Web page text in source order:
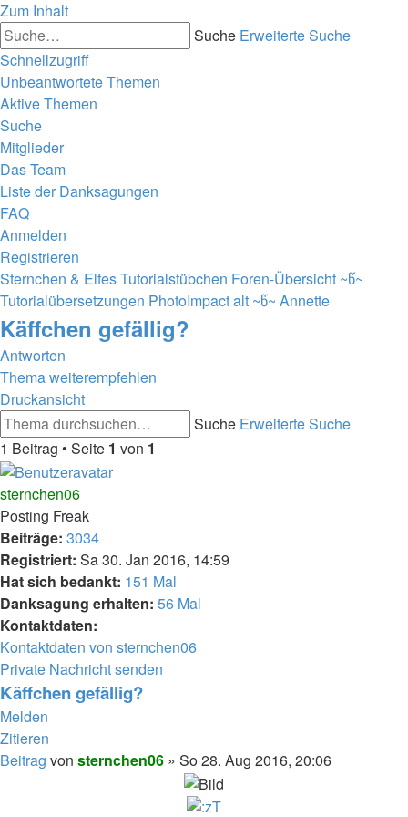
Zum Inhalt
Suche Erweiterte Suche
Schnellzugriff
Unbeantwortete Themen
Aktive Themen
Suche
Mitglieder
Das Team
Liste der Danksagungen
FAQ
Anmelden
Registrieren
Sternchen & Elfes Tutorialstübchen Foren-Übersicht ~წ~
Tutorialübersetzungen PhotoImpact alt ~წ~ Annette
Käffchen gefällig?
Antworten
Thema weiterempfehlen
Druckansicht
Suche Erweiterte Suche
1 Beitrag • Seite 1 von 1
sternchen06
Posting Freak
Beiträge: 3034
Registriert: Sa 30. Jan 2016, 14:59
Hat sich bedankt: 151 Mal
Danksagung erhalten: 56 Mal
Kontaktdaten:
Kontaktdaten von sternchen06
Private Nachricht senden
Käffchen gefällig?
Melden
Zitieren
Beitrag von sternchen06 » So 28. Aug 2016, 20:06